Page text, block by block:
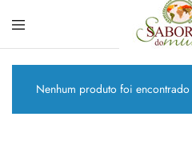
do
Mundo
loja
Temperos
Especiarias
Nenhum produto foi encontrado